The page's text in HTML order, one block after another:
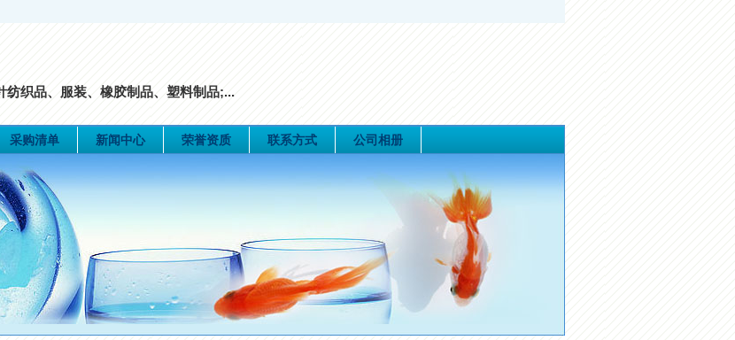
织品、服装、橡胶制品、塑料制品;...
采购清单 新闻中心 荣誉资质 联系方式 公司相册